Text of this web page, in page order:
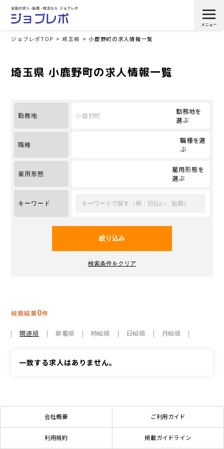
ジョブレポTOP 埼玉県 小鹿野町の求人情報一覧
埼玉県 小鹿野町の求人情報一覧
勤務地 小鹿野町
勤務地を
選ぶ
職種
職種を選
ぶ
雇用形態
雇用形態を
選ぶ
キーワード
検索結果0件
関連順 新着順 時給順 日給順 月給順
一致する求人はありません。
会社概要 ご利用ガイド
利用規約 掲載ガイドライン